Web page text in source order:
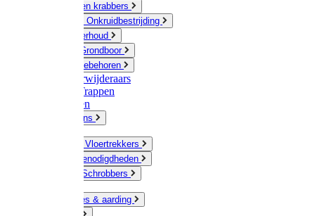
Cultivator en krabbers
Schoffels / Onkruidbestrijding
Gazononderhoud
Hamers / Grondboor
Sledes / toebehoren
Onkruidverwijderaars
Ladders / Trappen
Werkbanken
Betonmolens
Bezems & Vloertrekkers
Schildersbenodigdheden
Borstels / Schrobbers
Accessoires & aarding